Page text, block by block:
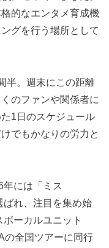
的なエンタメ育成機
グを行う場所として
半。週末にこの距離
のファンや関係者に
1日のスケジュール
でもかなりの労力と
には「ミス
れ、注目を集め始
ーカルユニット
の全国ツアーに同行